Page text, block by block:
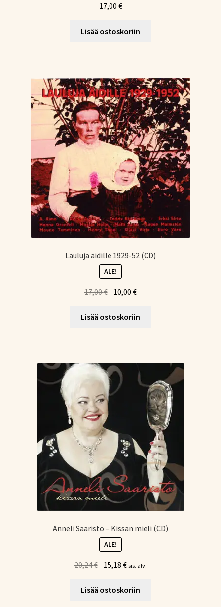
17,00 €
Lisää ostoskoriin
Lauluja äidille 1929-52 (CD)
ALE!
17,00€ Alkuperäinen
oli:
10,00€Nykyinen
on:
Lisää ostoskoriin
Anneli Saaristo – Kissan mieli (CD)
ALE!
20,24€ Alkuperäinen
oli:
15,18€Nykyinen
on:
sis. alv.
Lisää ostoskoriin